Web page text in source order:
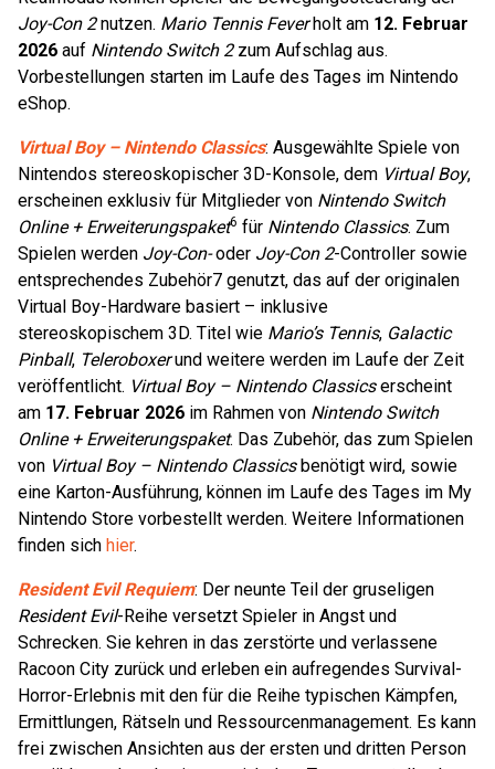
Joy-Con 2nutzen. Mario Tennis Feverholt am 12. Februar
2026 auf Nintendo Switch 2zum Aufschlag aus.
Vorbestellungen starten im Laufe des Tages im Nintendo
eShop.
Virtual Boy – Nintendo Classics: Ausgewählte Spiele von
Nintendos stereoskopischer 3D-Konsole, dem Virtual Boy,
erscheinen exklusiv für Mitglieder von Nintendo Switch
Online + Erweiterungspaket6 für Nintendo Classics. Zum
Spielen werden Joy-Con-oder Joy-Con 2-Controller sowie
entsprechendes Zubehör7 genutzt, das auf der originalen
Virtual Boy-Hardware basiert – inklusive
stereoskopischem 3D. Titel wie Mario’s Tennis, Galactic
Pinball, Teleroboxerund weitere werden im Laufe der Zeit
veröffentlicht. Virtual Boy – Nintendo Classicserscheint
am 17. Februar 2026 im Rahmen von Nintendo Switch
Online + Erweiterungspaket. Das Zubehör, das zum Spielen
von Virtual Boy – Nintendo Classicsbenötigt wird, sowie
eine Karton-Ausführung, können im Laufe des Tages im My
Nintendo Store vorbestellt werden. Weitere Informationen
finden sich hier.
Resident Evil Requiem: Der neunte Teil der gruseligen
Resident Evil-Reihe versetzt Spieler in Angst und
Schrecken. Sie kehren in das zerstörte und verlassene
Racoon City zurück und erleben ein aufregendes Survival-
Horror-Erlebnis mit den für die Reihe typischen Kämpfen,
Ermittlungen, Rätseln und Ressourcenmanagement. Es kann
frei zwischen Ansichten aus der ersten und dritten Person